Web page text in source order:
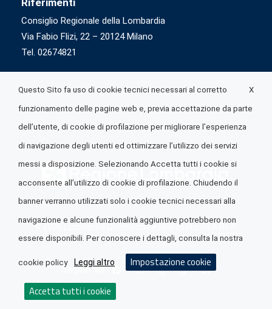
Riferimenti
Consiglio Regionale della Lombardia
Via Fabio Flizi, 22 – 20124 Milano
Tel. 02674821
© 2026 Lombardia Quotidiano è realizzato daA.R.I.A.
Seguici su
X
Questo Sito fa uso di cookie tecnici necessari al corretto
funzionamento delle pagine web e, previa accettazione da parte
dell’utente, di cookie di profilazione per migliorare l’esperienza
di navigazione degli utenti ed ottimizzare l’utilizzo dei servizi
messi a disposizione. Selezionando Accetta tutti i cookie si
acconsente all’utilizzo di cookie di profilazione. Chiudendo il
banner verranno utilizzati solo i cookie tecnici necessari alla
navigazione e alcune funzionalità aggiuntive potrebbero non
essere disponibili. Per conoscere i dettagli, consulta la nostra
cookie policy Leggi altro Impostazione cookie
Accetta tutti i cookie